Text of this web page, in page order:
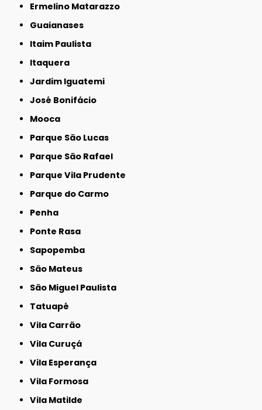
Ermelino Matarazzo
Guaianases
Itaim Paulista
Itaquera
Jardim Iguatemi
José Bonifácio
Mooca
Parque São Lucas
Parque São Rafael
Parque Vila Prudente
Parque do Carmo
Penha
Ponte Rasa
Sapopemba
São Mateus
São Miguel Paulista
Tatuapé
Vila Carrão
Vila Curuçá
Vila Esperança
Vila Formosa
Vila Matilde